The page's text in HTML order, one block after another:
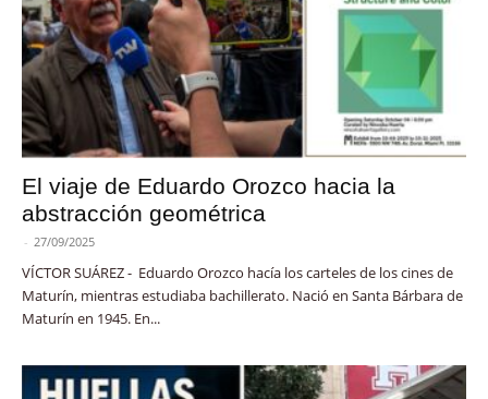
El viaje de Eduardo Orozco hacia la
abstracción geométrica
- 27/09/2025
VÍCTOR SUÁREZ - Eduardo Orozco hacía los carteles de los cines de
Maturín, mientras estudiaba bachillerato. Nació en Santa Bárbara de
Maturín en 1945. En...